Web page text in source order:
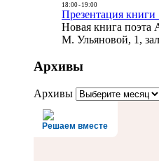
18:00- 19:00
Презентация книги
Новая книга поэта
М. Ульяновой, 1,
Архивы
Архивы
Решаем вместе